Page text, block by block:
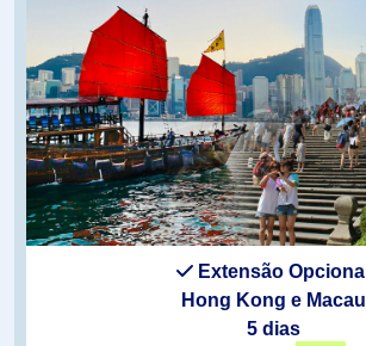
Extensão Opcional
Hong Kong e Macau
5 dias